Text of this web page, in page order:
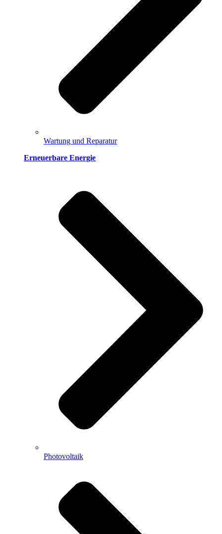
Wartung und Reparatur
Erneuerbare Energie
Photovoltaik